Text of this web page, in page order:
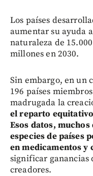
Los países
aumentar su ayuda
naturaleza de
millones en 2030.
Sin embargo, en un
196 países
madrugada la
el reparto
Esos datos,
especies de países
en medicamentos y
significar ganancias
creadores.